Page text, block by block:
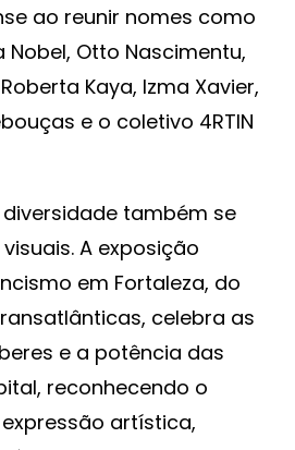
ao reunir nomes como
Nobel, Otto Nascimentu,
Kaya, Izma Xavier,
e o coletivo 4RTIN
também se
A exposição
em Fortaleza, do
celebra as
e a potência das
reconhecendo o
artística,